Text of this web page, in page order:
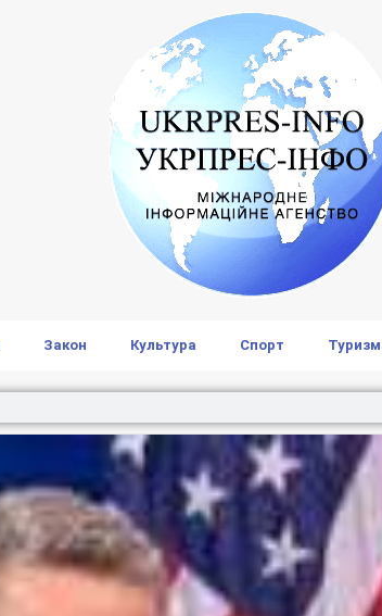
Закон Культура Спорт Туризм